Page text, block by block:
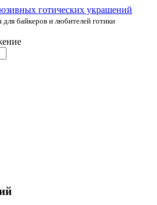
байкеров и любителей готики